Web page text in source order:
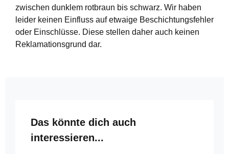
zwischen dunklem rotbraun bis schwarz. Wir haben
leider keinen Einfluss auf etwaige Beschichtungsfehler
oder Einschlüsse. Diese stellen daher auch keinen
Reklamationsgrund dar.
Produktgalerie überspringen
Das könnte dich auch
interessieren...